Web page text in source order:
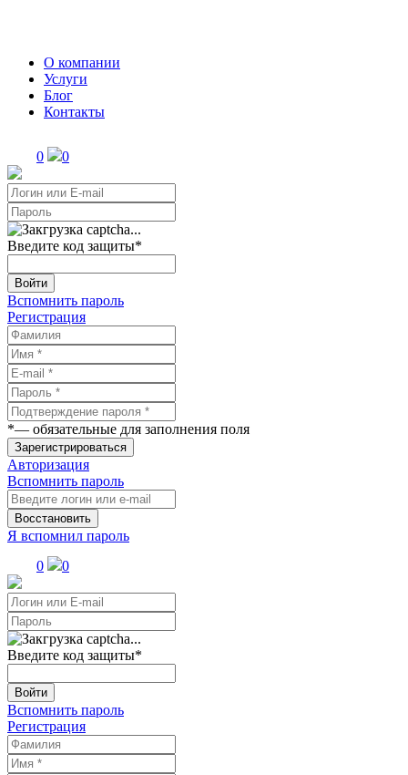
О компании
Услуги
Блог
Контакты
0 0
Введите код защиты*
Войти
Вспомнить пароль
Регистрация
*— обязательные для заполнения поля
Зарегистрироваться
Авторизация
Вспомнить пароль
Восстановить
Я вспомнил пароль
0
0
Введите код защиты*
Войти
Вспомнить пароль
Регистрация